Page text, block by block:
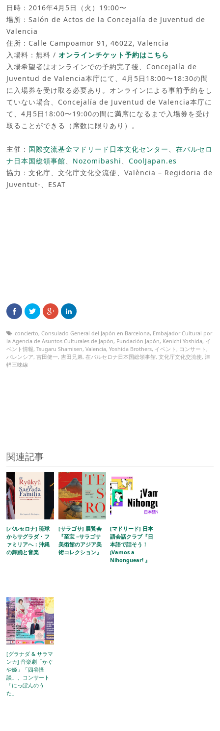
日時：2016年4月5日（火）19:00〜
場所：Salón de Actos de la Concejalía de Juventud de
Valencia
住所：Calle Campoamor 91, 46022, Valencia
入場料：無料 /オンラインチケット予約はこちら
入場希望者はオンラインでの予約完了後、Concejalía de
Juventud de Valencia本庁にて、4月5日18:00〜18:30の間
に入場券を受け取る必要あり。オンラインによる事前予約をし
ていない場合、Concejalía de Juventud de Valencia本庁に
て、4月5日18:00〜19:00の間に満席になるまで入場券を受け
取ることができる（席数に限りあり）。
主催： 国際交流基金マドリード日本文化センター 、在バルセロ
ナ日本国総領事館
Nozomibashi 、CoolJapan.es
協力：文化庁、文化庁文化交流使、València – Regidoria de
Juventut-、ESAT
concierto,Consulado General del Japón en Barcelona, Embajador Cultural por
la Agencia de Asuntos Culturales de Japón, Fundación Japón, Kenichi Yoshida, イ
ベント情報,Tsugaru Shamisen,Valencia,Yoshida Brothers, イベント, コンサート,
バレンシア,吉田健一,吉田兄弟,在バルセロナ日本国総領事館,文化庁文化交流使,津
軽三味線
関連記事
[バルセロナ] 琉球
からサグラダ・フ
ァミリアへ：沖縄
の舞踊と音楽
[サラゴサ] 展覧会
『至宝 −サラゴサ
美術館のアジア美
術コレクション』
[マドリード] 日本
語会話クラブ『日
本語で話そう！
¡Vamos a
Nihonguear! 』
[グラナダ & サラマ
ンカ] 音楽劇「かぐ
や姫」「四谷怪
談」、コンサート
「にっぽんのう
た」